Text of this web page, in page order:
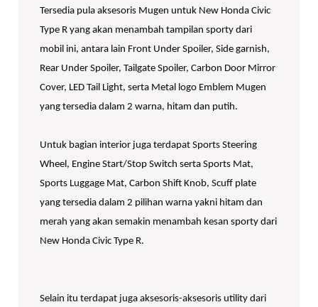
Tersedia pula aksesoris Mugen untuk New Honda Civic
Type R yang akan menambah tampilan sporty dari
mobil ini, antara lain Front Under Spoiler, Side garnish,
Rear Under Spoiler, Tailgate Spoiler, Carbon Door Mirror
Cover, LED Tail Light, serta Metal logo Emblem Mugen
yang tersedia dalam 2 warna, hitam dan putih.
Untuk bagian interior juga terdapat Sports Steering
Wheel, Engine Start/Stop Switch serta Sports Mat,
Sports Luggage Mat, Carbon Shift Knob, Scuff plate
yang tersedia dalam 2 pilihan warna yakni hitam dan
merah yang akan semakin menambah kesan sporty dari
New Honda Civic Type R.
Selain itu terdapat juga aksesoris-aksesoris utility dari